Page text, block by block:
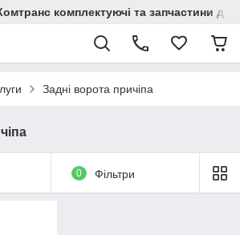
комплектуючі та запчастини
Задні ворота причіпа
0 Фільтри